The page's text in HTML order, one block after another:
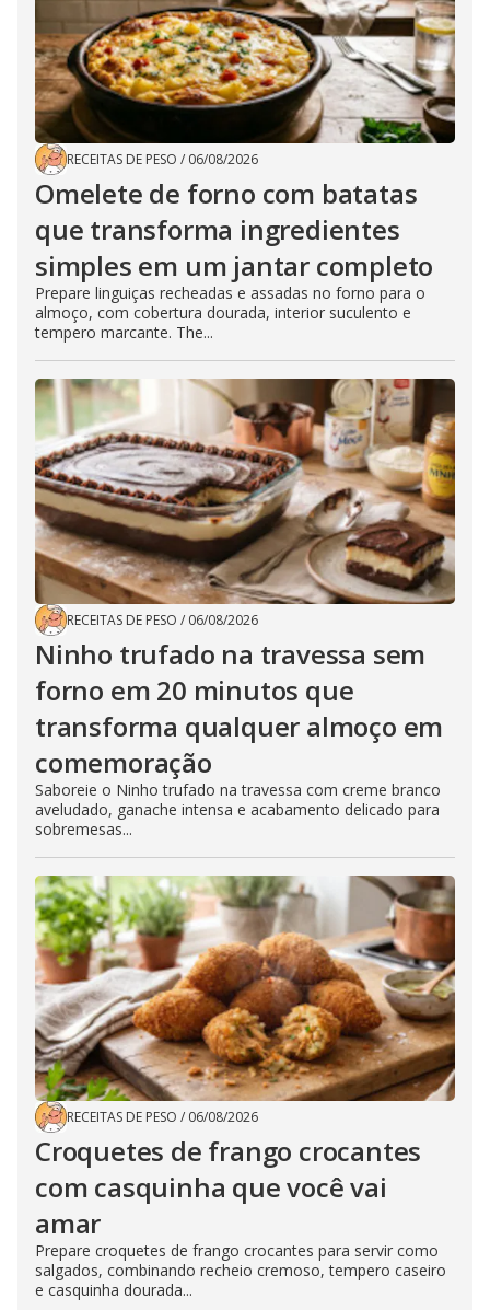
RECEITAS DE PESO / 06/08/2026
Omelete de forno com batatas
que transforma ingredientes
simples em um jantar completo
Prepare linguiças recheadas e assadas no forno para o
almoço, com cobertura dourada, interior suculento e
tempero marcante. The...
RECEITAS DE PESO / 06/08/2026
Ninho trufado na travessa sem
forno em 20 minutos que
transforma qualquer almoço em
comemoração
Saboreie o Ninho trufado na travessa com creme branco
aveludado, ganache intensa e acabamento delicado para
sobremesas...
RECEITAS DE PESO / 06/08/2026
Croquetes de frango crocantes
com casquinha que você vai
amar
Prepare croquetes de frango crocantes para servir como
salgados, combinando recheio cremoso, tempero caseiro
e casquinha dourada...